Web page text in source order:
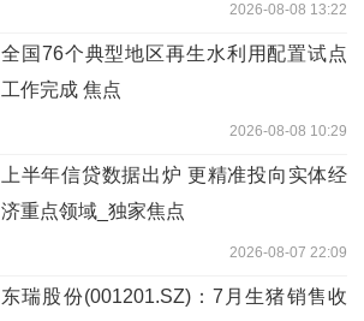
2026-08-08 13:22
全国76个典型地区再生水利用配置试点
工作完成 焦点
2026-08-08 10:29
上半年信贷数据出炉 更精准投向实体经
济重点领域_独家焦点
2026-08-07 22:09
东瑞股份(001201.SZ)：7月生猪销售收